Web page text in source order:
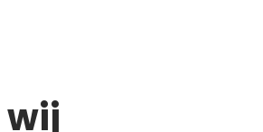
wij